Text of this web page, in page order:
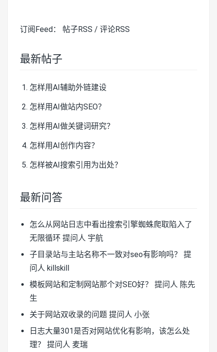
订阅Feed： 帖子RSS / 评论RSS
最新帖子
怎样用AI辅助外链建设
怎样用AI做站内SEO？
怎样用AI做关键词研究？
怎样用AI创作内容？
怎样被AI搜索引用为出处？
最新问答
怎么从网站日志中看出搜索引擎蜘蛛爬取陷入了
无限循环 提问人 宇航
子目录站与主站名称不一致对seo有影响吗？
提
问人 killskill
模板网站和定制网站那个对SEO好？
提问人 陈先
生
关于网站双收录的问题 提问人 小张
日志大量301是否对网站优化有影响，该怎么处
理？
提问人 麦瑞